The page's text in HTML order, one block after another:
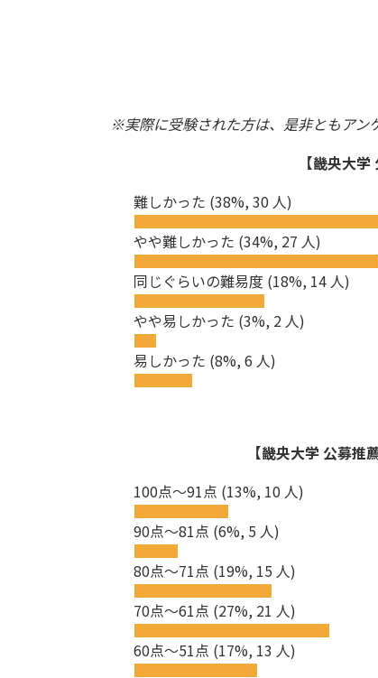
※実際に受験された方は、是非ともアン
【畿央大
難しかった (38%, 30 人)
やや難しかった (34%, 27 人)
同じぐらいの難易度 (18%, 14 人)
やや易しかった (3%, 2 人)
易しかった (8%, 6 人)
【畿央大学 公募
100点～91点 (13%, 10 人)
90点～81点 (6%, 5 人)
80点～71点 (19%, 15 人)
70点～61点 (27%, 21 人)
60点～51点 (17%, 13 人)